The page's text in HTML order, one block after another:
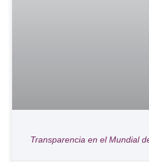
Transparencia en el Mundial